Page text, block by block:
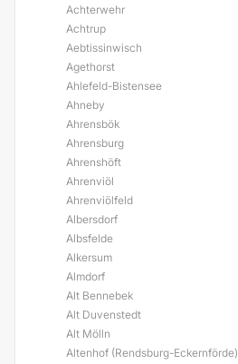
Achterwehr
Achtrup
Aebtissinwisch
Agethorst
Ahlefeld-Bistensee
Ahneby
Ahrensbök
Ahrensburg
Ahrenshöft
Ahrenviöl
Ahrenviölfeld
Albersdorf
Albsfelde
Alkersum
Almdorf
Alt Bennebek
Alt Duvenstedt
Alt Mölln
Altenhof (Rendsburg-Eckernförde)